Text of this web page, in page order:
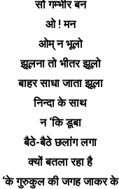
सो गम्भीर बन
ओ ! मन
ओम् न भूलो
झूलना तो भीतर झूलो
बाहर साधा जाता झूला
निन्दा के साथ
न ‘कि डूबा
बैठे-बैठे छलांग लगा
क्यों बतला रहा है
‘के गुरुकुल की जगह जाकर के